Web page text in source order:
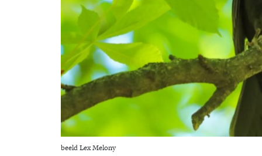
beeld Lex Melony